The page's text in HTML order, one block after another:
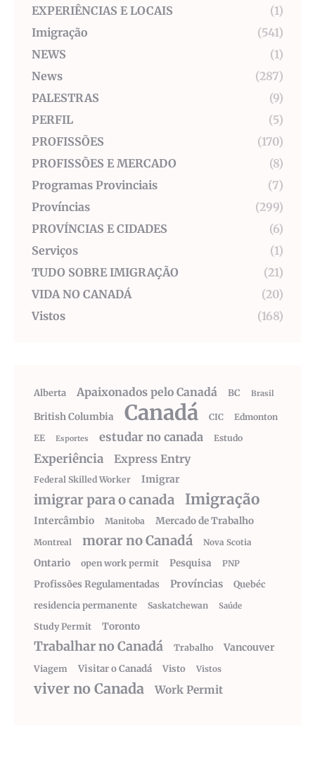
EXPERIÊNCIAS E LOCAIS
(1)
Imigração
(541)
NEWS
(1)
News
(287)
PALESTRAS
(9)
PERFIL
(5)
PROFISSÕES
(170)
PROFISSÕES E MERCADO
(8)
Programas Provinciais
(7)
Províncias
(299)
PROVÍNCIAS E CIDADES
(6)
Serviços
(1)
TUDO SOBRE IMIGRAÇÃO
(21)
VIDA NO CANADÁ
(20)
Vistos
(168)
Alberta Apaixonados pelo Canadá BC Brasil
British Columbia Canadá CIC
Edmonton
EE
Esportes estudar no canada Estudo
Experiência Express Entry
Federal Skilled Worker Imigrar
imigrar para o canada Imigração
Intercâmbio Manitoba Mercado de Trabalho
Montreal morar no Canadá Nova Scotia
Ontario open work permit Pesquisa PNP
Profissões Regulamentadas Províncias
Quebéc
residencia permanente
Saskatchewan Saúde
Study Permit Toronto
Trabalhar no Canadá Trabalho Vancouver
Viagem Visitar o Canadá Visto Vistos
viver no Canada Work Permit